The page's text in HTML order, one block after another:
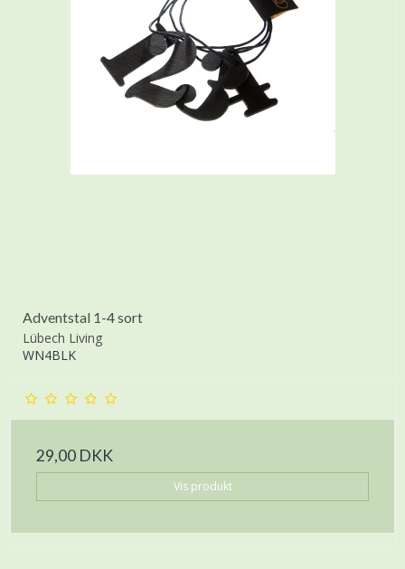
Adventstal 1-4 sort
Lübech Living
WN4BLK
29,00 DKK
Vis produkt